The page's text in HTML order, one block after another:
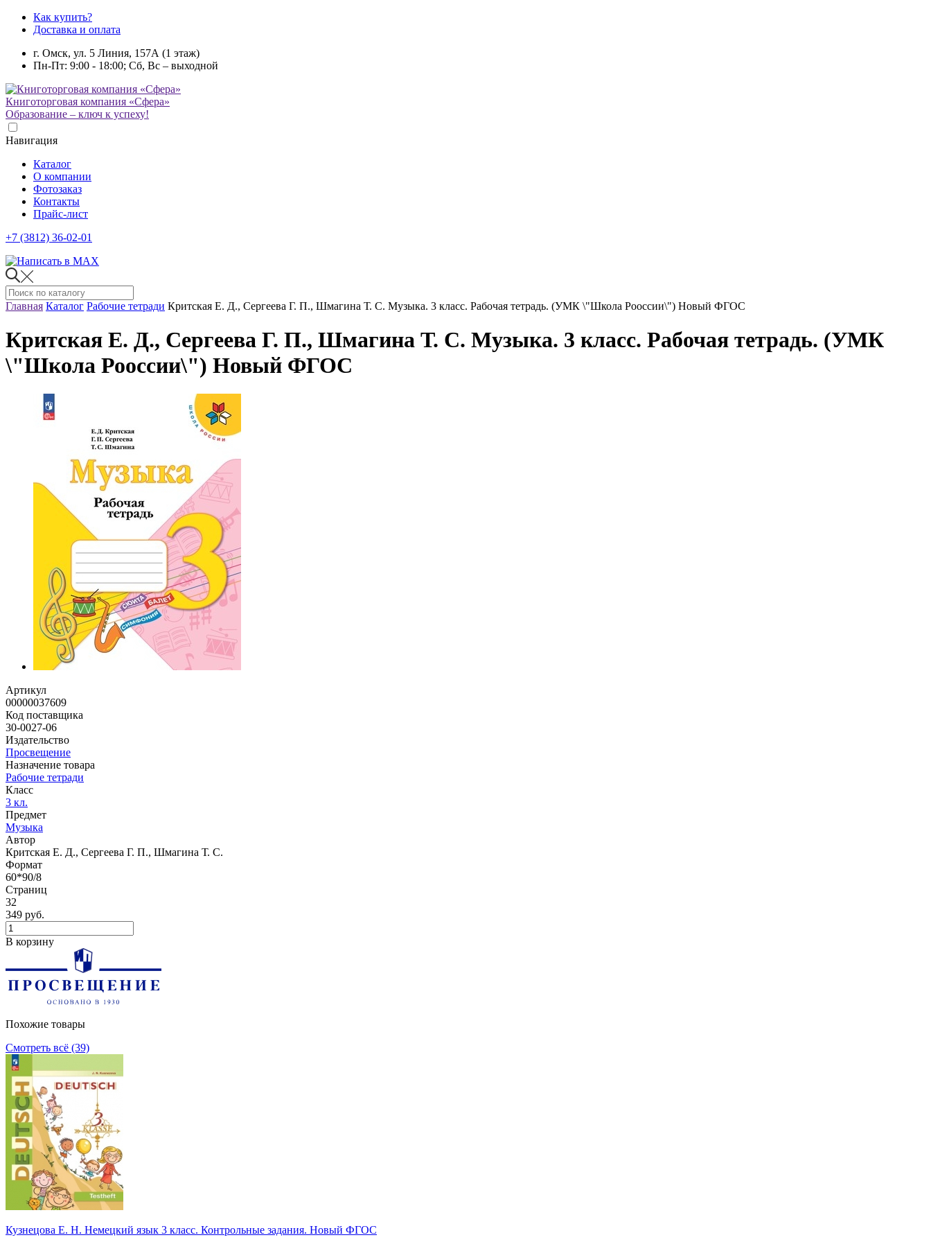
Как купить?
Доставка и оплата
г. Омск, ул. 5 Линия, 157А (1 этаж)
Пн-Пт: 9:00 - 18:00; Сб, Вс – выходной
Книготорговая компания «Сфера»
Образование – ключ к успеху!
Навигация
Каталог
О компании
Фотозаказ
Контакты
Прайс-лист
+7 (3812) 36-02-01
Главная Каталог Рабочие тетради Критская Е. Д., Сергеева Г. П., Шмагина Т. С. Музыка. 3 класс. Рабочая тетрадь. (УМК \"Школа Рооссии\") Новый ФГОС
Критская Е. Д., Сергеева Г. П., Шмагина Т. С. Музыка. 3 класс. Рабочая тетрадь. (УМК
\"Школа Рооссии\") Новый ФГОС
Артикул
00000037609
Код поставщика
30-0027-06
Издательство
Просвещение
Назначение товара
Рабочие тетради
Класс
3 кл.
Предмет
Музыка
Автор
Критская Е. Д., Сергеева Г. П., Шмагина Т. С.
Формат
60*90/8
Страниц
32
349 руб.
В корзину
Похожие товары
Смотреть всё (39)
Кузнецова Е. Н. Немецкий язык 3 класс. Контрольные задания. Новый ФГОС